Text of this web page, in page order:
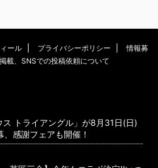
ール プライバシーポリシー
情報募
載、SNSでの投稿依頼について
トライアングル」が8月31日(日)
感謝フェアも開催！